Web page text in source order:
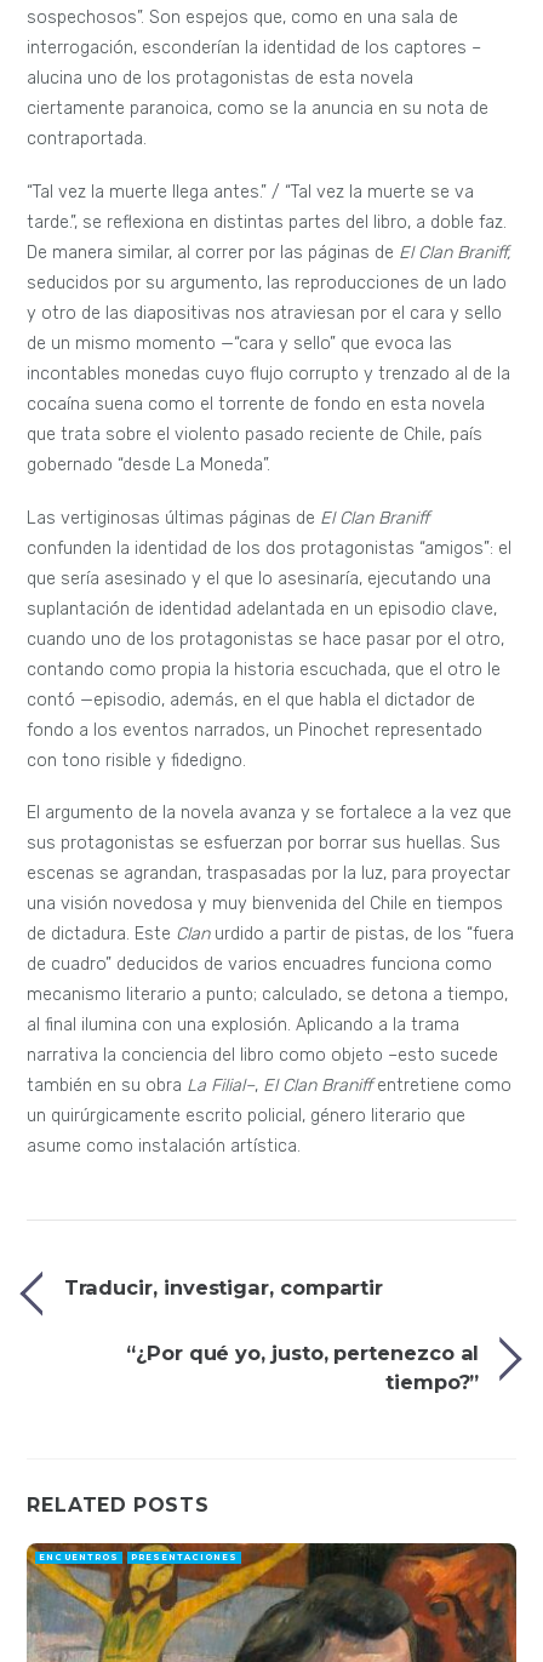
sospechosos”. Son espejos que, como en una sala de
interrogación, esconderían la identidad de los captores –
alucina uno de los protagonistas de esta novela
ciertamente paranoica, como se la anuncia en su nota de
contraportada.
“Tal vez la muerte llega antes.” / “Tal vez la muerte se va
tarde.”, se reflexiona en distintas partes del libro, a doble faz.
De manera similar, al correr por las páginas de El Clan Braniff,
seducidos por su argumento, las reproducciones de un lado
y otro de las diapositivas nos atraviesan por el cara y sello
de un mismo momento —“cara y sello” que evoca las
incontables monedas cuyo flujo corrupto y trenzado al de la
cocaína suena como el torrente de fondo en esta novela
que trata sobre el violento pasado reciente de Chile, país
gobernado “desde La Moneda”.
Las vertiginosas últimas páginas de El Clan Braniff
confunden la identidad de los dos protagonistas “amigos”: el
que sería asesinado y el que lo asesinaría, ejecutando una
suplantación de identidad adelantada en un episodio clave,
cuando uno de los protagonistas se hace pasar por el otro,
contando como propia la historia escuchada, que el otro le
contó —episodio, además, en el que habla el dictador de
fondo a los eventos narrados, un Pinochet representado
con tono risible y fidedigno.
El argumento de la novela avanza y se fortalece a la vez que
sus protagonistas se esfuerzan por borrar sus huellas. Sus
escenas se agrandan, traspasadas por la luz, para proyectar
una visión novedosa y muy bienvenida del Chile en tiempos
de dictadura. Este Clanurdido a partir de pistas, de los “fuera
de cuadro” deducidos de varios encuadres funciona como
mecanismo literario a punto; calculado, se detona a tiempo,
al final ilumina con una explosión. Aplicando a la trama
narrativa la conciencia del libro como objeto –esto sucede
también en su obra La Filial–, El Clan Braniffentretiene como
un quirúrgicamente escrito policial, género literario que
asume como instalación artística.
Traducir, investigar, compartir
“¿Por qué yo, justo, pertenezco al
tiempo?”
RELATED POSTS
ENCUENTROS PRESENTACIONES